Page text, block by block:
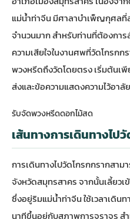
แม่น้ำท่าจีน มีศาลาบำเพ็ญกุศลที่
จำนวนมาก สำหรับท่านที่ต้องการ
ความเสียใจในงานศพที่วัดโกรก
พวงหรีดถึงวัดโดยตรง เริ่มต้นเ
ส่งและข้อความแสดงความไว้อาลัย
รับจัดพวงหรีดดอกไม้สด
เส้นทางการเดินทางไป
การเดินทางไปวัดโกรกกรากสาม
จังหวัดสมุทรสาคร จากนั้นเลี้ยว
ซึ่งอยู่ริมแม่น้ำท่าจีน ใช้เวลาเดิ
นาทีขึ้นอยู่กับสภาพการจราจร ส